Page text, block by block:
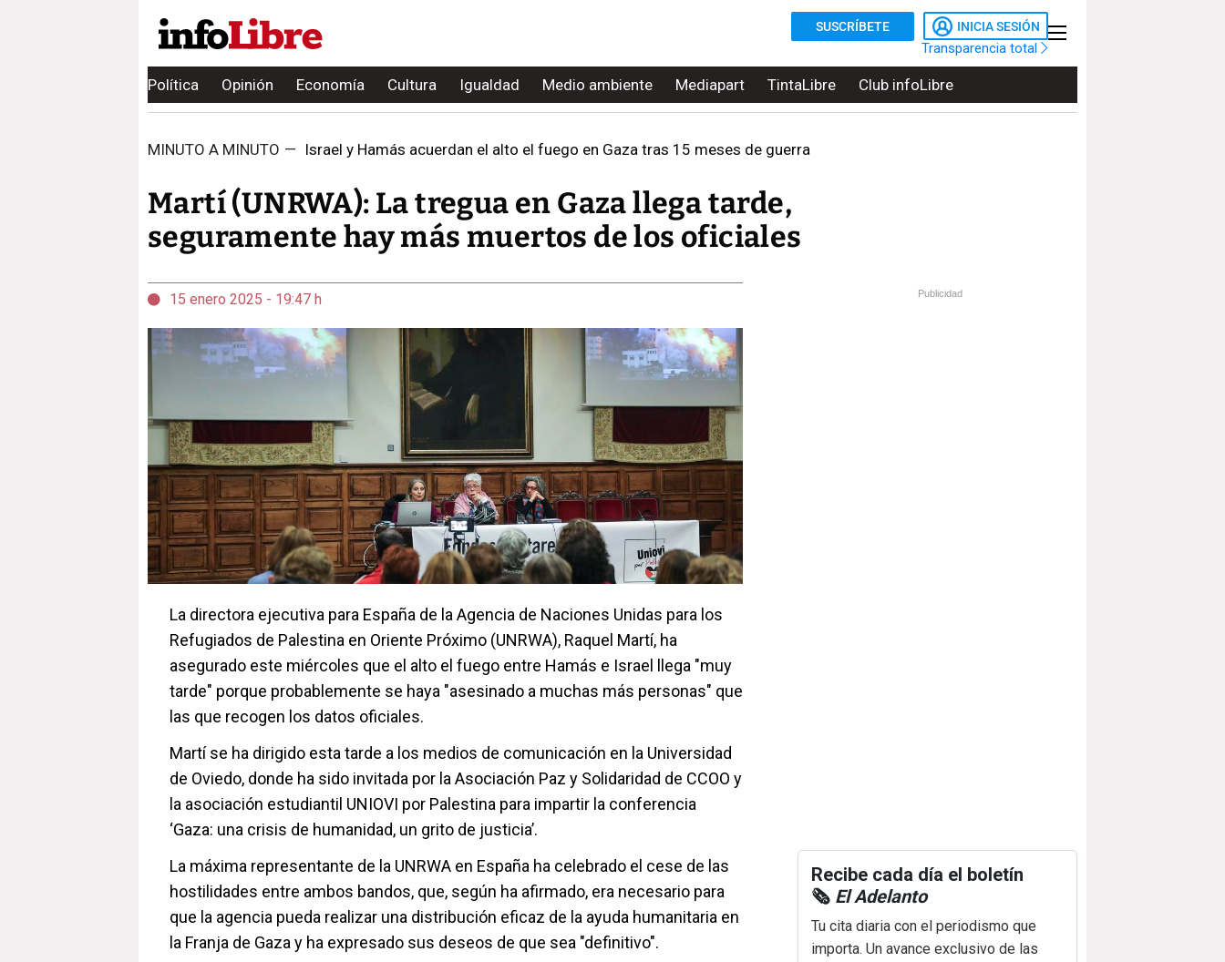
SUSCRÍBETE INICIA SESIÓN
Transparencia total
Política Opinión Economía Cultura Igualdad Medio ambiente Mediapart TintaLibre Club infoLibre
MINUTO A MINUTO — Israel y Hamás acuerdan el alto el fuego en Gaza tras 15 meses de guerra
Martí (UNRWA): La tregua en Gaza llega tarde,
seguramente hay más muertos de los oficiales
15 enero 2025 - 19:47 h
La directora ejecutiva para España de la Agencia de Naciones Unidas para los
Refugiados de Palestina en Oriente Próximo (UNRWA), Raquel Martí, ha
asegurado este miércoles que el alto el fuego entre Hamás e Israel llega "muy
tarde" porque probablemente se haya "asesinado a muchas más personas" que
las que recogen los datos oficiales.
Martí se ha dirigido esta tarde a los medios de comunicación en la Universidad
de Oviedo, donde ha sido invitada por la Asociación Paz y Solidaridad de CCOO y
la asociación estudiantil UNIOVI por Palestina para impartir la conferencia
‘Gaza: una crisis de humanidad, un grito de justicia’.
La máxima representante de la UNRWA en España ha celebrado el cese de las
hostilidades entre ambos bandos, que, según ha afirmado, era necesario para
que la agencia pueda realizar una distribución eficaz de la ayuda humanitaria en
la Franja de Gaza y ha expresado sus deseos de que sea "definitivo".
Publicidad
Recibe cada día el boletín
🗞️ El Adelanto
Tu cita diaria con el periodismo que
importa. Un avance exclusivo de las